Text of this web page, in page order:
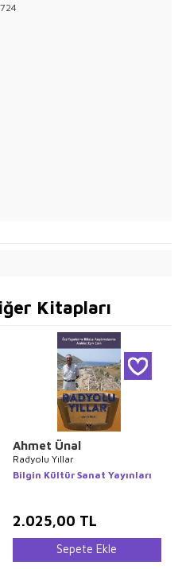
Kitapları
Ahmet Ünal
Radyolu Yıllar
Bilgin Kültür Sanat Yayınları
2.025,00 TL
Sepete Ekle